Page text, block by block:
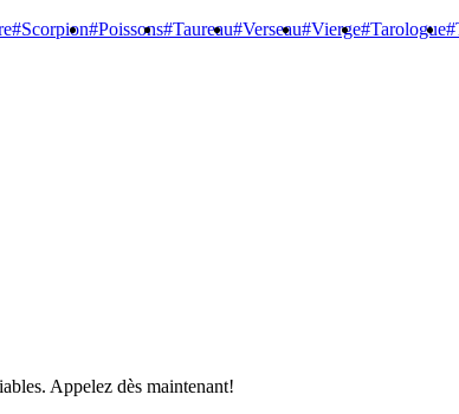
#Scorpion#Poissons#Taureau#Verseau#Vierge#Tarologue
Appelez dès maintenant!